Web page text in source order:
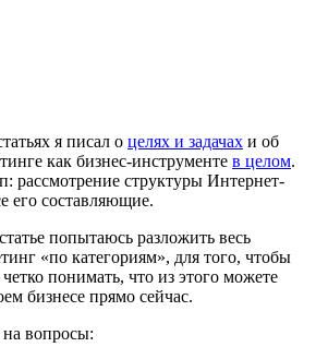
я писал о целях и задачах и об
как бизнес-инструменте в целом.
рассмотрение структуры Интернет-
его составляющие.
попытаюсь разложить весь
«по категориям», для того, чтобы
понимать, что из этого можете
бизнесе прямо сейчас.
на вопросы: